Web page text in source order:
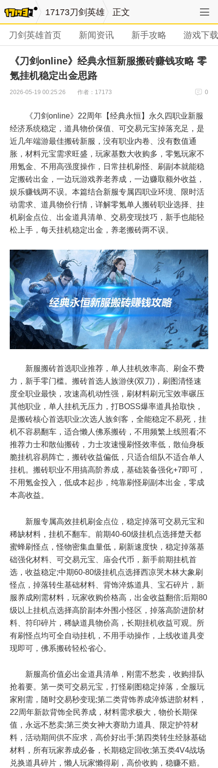
17173刀剑英雄 正文
刀剑英雄首页 新闻资讯 新手攻略 游戏下
《刀剑online》经典永恒新服搬砖赚钱攻略 零
氪挂机稳定出金思路
2026-05-19 00:25:26 作者：17173 0
《刀剑online》22周年【经典永恒】永久四职业新服
经济系统稳定，道具物价保值、可交易元宝掉落充足，是
近几年端游最佳搬砖新服，没有职业内卷、没有数值通
胀，材料元宝需求旺盛，玩家基数大收购多，零氪玩家不
用氪金、不用高强度操作，日常挂机刷怪、刷副本就能稳
定搬砖出金，一边玩游戏养老养成，一边赚取额外收益，
娱乐赚钱两不误。本篇结合新服专属四职业环境、限时活
动需求、道具物价行情，详解零氪单人搬砖职业选择、挂
机刷金点位、出金道具清单、交易变现技巧，新手也能轻
松上手，每天挂机稳定出金，养老搬砖两不误。
新服搬砖首选职业推荐，单人挂机效率高、刷金不费
力，新手零门槛。搬砖首选人族游侠(双刀)，刷图清怪速
度全职业最快，攻速高机动性强，刷材料刷元宝效率碾压
其他职业，单人挂机无压力，打BOSS爆率道具拾取快，
是搬砖核心首选职业;次选人族剑客，全能稳定不易死，挂
机不容易翻车，适合懒人佛系搬砖，不用频繁上线照看;不
推荐力士和散仙搬砖，力士攻速慢刷怪效率低，散仙身板
脆挂机容易阵亡，搬砖收益偏低，只适合组队不适合单人
挂机。搬砖职业不用搞高阶养成，基础装备强化+7即可，
不用氪金投入，低成本起步，纯靠刷怪刷副本出金，零成
本高收益。
新服专属高效挂机刷金点位，稳定掉落可交易元宝和
稀缺材料，挂机不翻车。前期40-60级挂机点选择楚天都
蜜蜂刷怪点，怪物密集血量低，刷新速度快，稳定掉落基
础强化材料、可交易元宝、庙会代币，新手前期挂机首
选，收益稳定;中期60-80级挂机点选择西凉哭木林大象刷
怪点，掉落转生基础材料、背饰淬炼道具、宝石碎片，新
服养成刚需材料，玩家收购价格高，出金收益翻倍;后期80
级以上挂机点选择高阶副本外围小怪区，掉落高阶进阶材
料、符印碎片，稀缺道具物价高，长期挂机收益可观。所
有刷怪点均可全自动挂机，不用手动操作，上线收道具变
现即可，佛系搬砖轻松省心。
新服高价值必出金道具清单，刚需不愁卖，收购排队
抢着要。第一类可交易元宝，打怪刷图稳定掉落，全服玩
家刚需，随时交易秒变现;第二类背饰养成淬炼进阶材料，
22周年新款背饰全民养成，材料需求极大，物价长期保
值，永远不愁卖;第三类女神大赛助力道具、限定护符材
料，活动期间供不应求，高价好出手;第四类转生经脉基础
材料，所有玩家养成必备，长期稳定回收;第五类4V4战场
兑换道具碎片，懒人玩家懒得刷，高价收购，稳赚不赔。